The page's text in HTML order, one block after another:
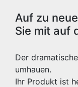
Auf zu
Sie mit auf
Der
umhauen.
Ihr Produkt ist